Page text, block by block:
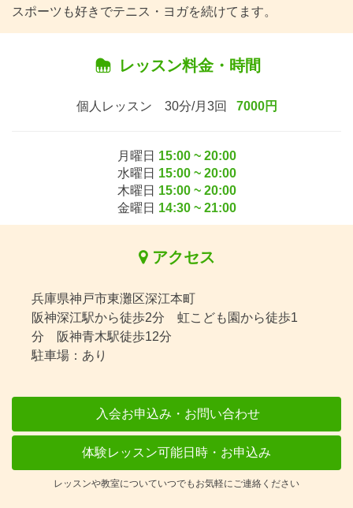
スポーツも好きでテニス・ヨガを続けてます。
レッスン料金・時間
個人レッスン 30分/月3回 7000円
月曜日 15:00 ~ 20:00
水曜日 15:00 ~ 20:00
木曜日 15:00 ~ 20:00
金曜日 14:30 ~ 21:00
アクセス
兵庫県神戸市東灘区深江本町
阪神深江駅から徒歩2分 虹こども園から徒歩1
分 阪神青木駅徒歩12分
駐車場：あり
入会お申込み・お問い合わせ
体験レッスン可能日時・お申込み
レッスンや教室についていつでもお気軽にご連絡ください